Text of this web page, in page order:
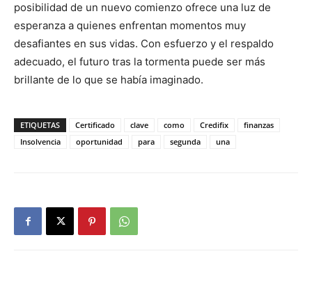
posibilidad de un nuevo comienzo ofrece una luz de
esperanza a quienes enfrentan momentos muy
desafiantes en sus vidas. Con esfuerzo y el respaldo
adecuado, el futuro tras la tormenta puede ser más
brillante de lo que se había imaginado.
ETIQUETAS Certificado clave como Credifix
finanzas
Insolvencia
oportunidad para segunda una